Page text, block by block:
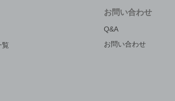
覧
お問い合わせ
Q&A
お問い合わせ